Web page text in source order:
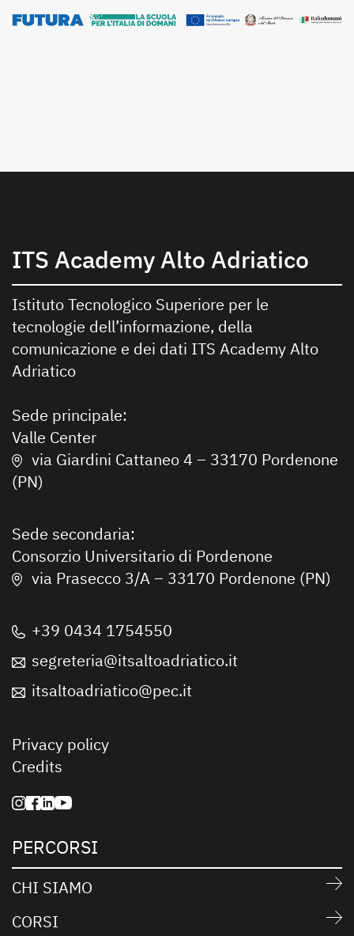
ITS Academy Alto Adriatico
Istituto Tecnologico Superiore per le
tecnologie dell’informazione, della
comunicazione e dei dati ITS Academy Alto
Adriatico
Sede principale:
Valle Center
via Giardini Cattaneo 4 – 33170 Pordenone
(PN)
Sede secondaria:
Consorzio Universitario di Pordenone
via Prasecco 3/A – 33170 Pordenone (PN)
+39 0434 1754550
segreteria@itsaltoadriatico.it
itsaltoadriatico@pec.it
Privacy policy
Credits
PERCORSI
CHI SIAMO
CORSI